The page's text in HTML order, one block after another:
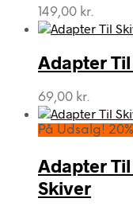
149,00 kr.
Adapter
69,00 kr.
På Udsalg! 20%
Adapter
Skiver